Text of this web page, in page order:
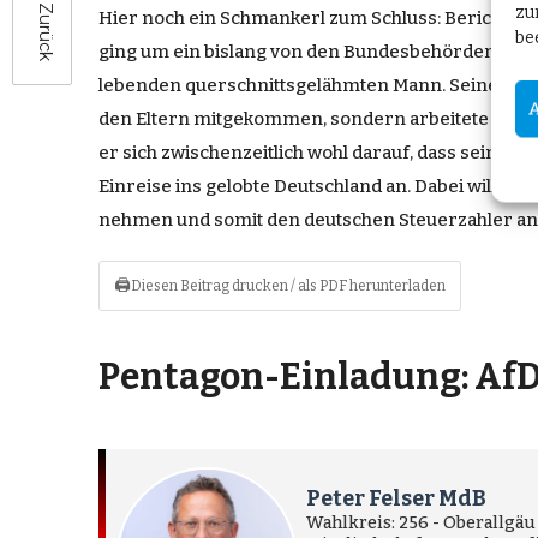
Zurück
Hier noch ein Schmankerl zum Schluss:
ging um ein bislang von den Bundesbehörden
lebenden querschnittsgelähmten Mann. Seine
den Eltern mitgekommen, sondern arbeitete erst
er sich zwischenzeitlich wohl darauf, dass seine
Einreise ins gelobte Deutschland an. Dabei will
nehmen und somit den deutschen Steuerzahler
🖨Diesen Beitrag drucken / als PDF herunterladen
Pentagon-Einladung:
Peter Felser MdB
Wahlkreis: 256 - Oberallgäu